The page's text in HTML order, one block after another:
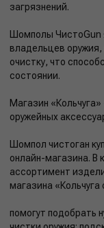
загрязнений.
Шомполы
владельцев
очистку, что
состоянии.
Магазин
оружейных
Шомпол чистоган
онлайн-магазина. В
ассортимент
магазина
помогут подобрать